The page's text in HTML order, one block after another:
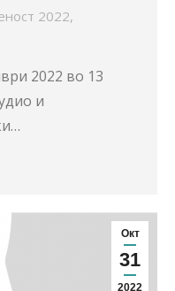
2022,
2022 во 13
и
Окт
31
2022